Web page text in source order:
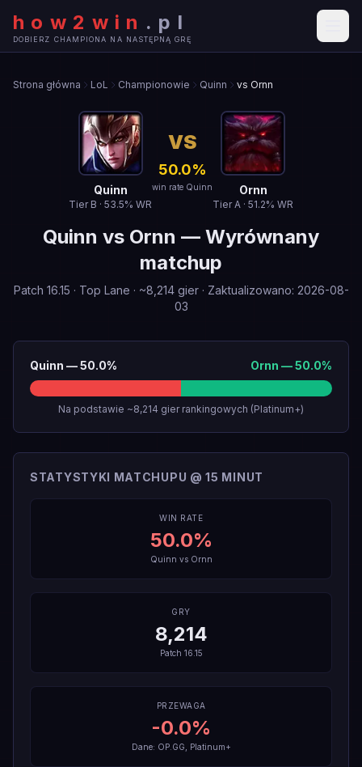
how2win . pl
DOBIERZ CHAMPIONA NA NASTĘPNĄ GRĘ
Strona główna LoL Championowie Quinn vs Ornn
Quinn
Tier B · 53.5% WR
VS
50.0%
win rate Quinn Ornn
TierA · 51.2% WR
Quinn vs Ornn — Wyrównany
matchup
Patch 16.15 · Top Lane · ~8,214 gier· Zaktualizowano: 2026-08-
03
Quinn —50.0% Ornn —50.0%
Na podstawie ~8,214 gier rankingowych (Platinum+)
STATYSTYKI MATCHUPU @ 15 MINUT
WIN RATE
50.0%
Quinn vs Ornn
GRY
8,214
Patch 16.15
PRZEWAGA
-0.0%
Dane: OP.GG, Platinum+